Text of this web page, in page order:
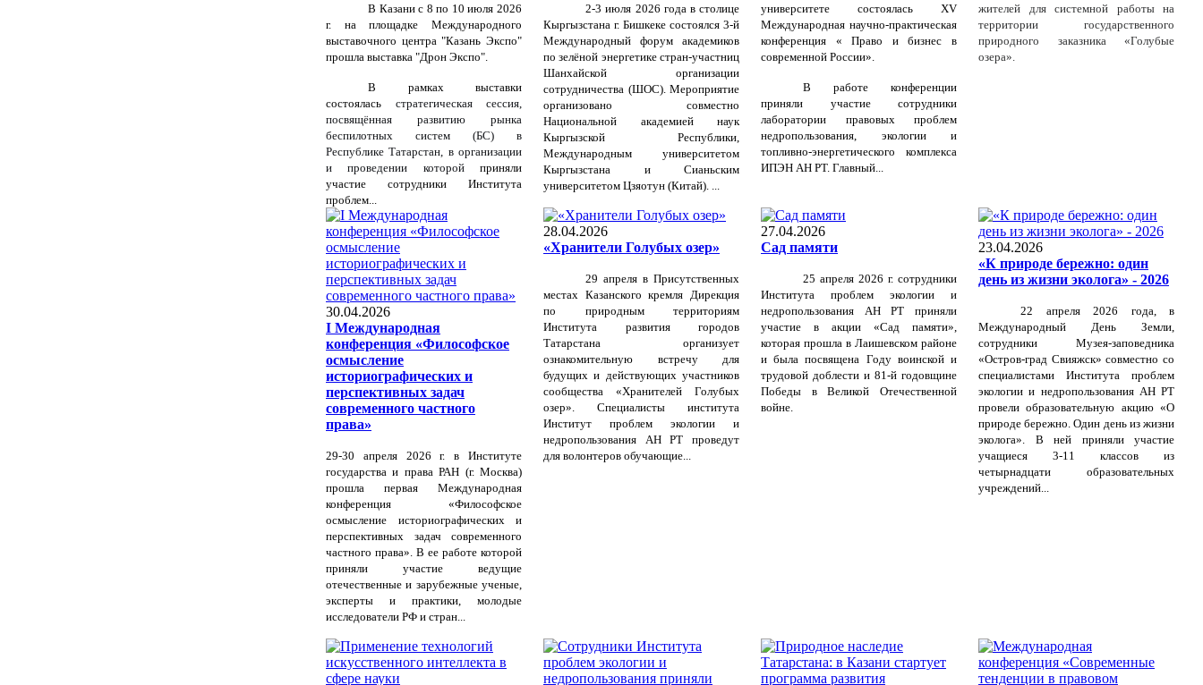
В Казани с 8 по 10 июля 2026
г. на площадке Международного
выставочного центра "Казань Экспо"
прошла выставка "Дрон Экспо".
В рамках выставки
состоялась стратегическая сессия,
посвящённая развитию рынка
беспилотных систем (БС) в
Республике Татарстан, в организации
и проведении которойприняли
участие сотрудники Института
проблем...
2-3 июля 2026 года в столице
Кыргызстана г. Бишкеке состоялся 3-й
Международный форум академиков
по зелёной энергетике стран-участниц
Шанхайской организации
сотрудничества (ШОС). Мероприятие
организовано совместно
Национальной академией наук
Кыргызской Республики,
Международным университетом
Кыргызстана и Сианьским
университетом Цзяотун (Китай). ...
университете состоялась XV
Международная научно-практическая
конференция « Право и бизнес в
современной России».
В работе конференции
приняли участие сотрудники
лаборатории правовых проблем
недропользования, экологии и
топливно-энергетического комплекса
ИПЭН АН РТ. Главный...
жителей для системной работы на
территории государственного
природного заказника «Голубые
озера».
30.04.2026
I Международная
конференция «Философское
осмысление
историографических и
перспективных задач
современного частного
права»
29-30 апреля 2026 г. в Институте
государства и права РАН (г. Москва)
прошла первая Международная
конференция «Философское
осмысление историографических и
перспективных задач современного
частного права». В ее работе которой
приняли участие ведущие
отечественные и зарубежные ученые,
эксперты и практики, молодые
исследователи РФ и стран...
28.04.2026
«Хранители Голубых озер»
29 апреля в Присутственных
местах Казанского кремля Дирекция
по природным территориям
Института развития городов
Татарстана организует
ознакомительную встречу для
будущих и действующих участников
сообщества «Хранителей Голубых
озер». Специалисты института
Институт проблем экологии и
недропользования АН РТ проведут
для волонтеров обучающие...
27.04.2026
Сад памяти
25 апреля 2026 г. сотрудники
Института проблем экологии и
недропользования АН РТ приняли
участие в акции «Сад памяти»,
которая прошла в Лаишевском районе
и была посвящена Году воинской и
трудовой доблести и 81-й годовщине
Победы в Великой Отечественной
войне.
23.04.2026
«К природе бережно: один
день из жизни эколога» - 2026
22 апреля 2026 года, в
Международный День Земли,
сотрудники Музея-заповедника
«Остров-град Свияжск» совместно со
специалистами Института проблем
экологии и недропользования АН РТ
провели образовательную акцию «О
природе бережно. Один день из жизни
эколога». В ней приняли участие
учащиеся 3-11 классов из
четырнадцати образовательных
учреждений...